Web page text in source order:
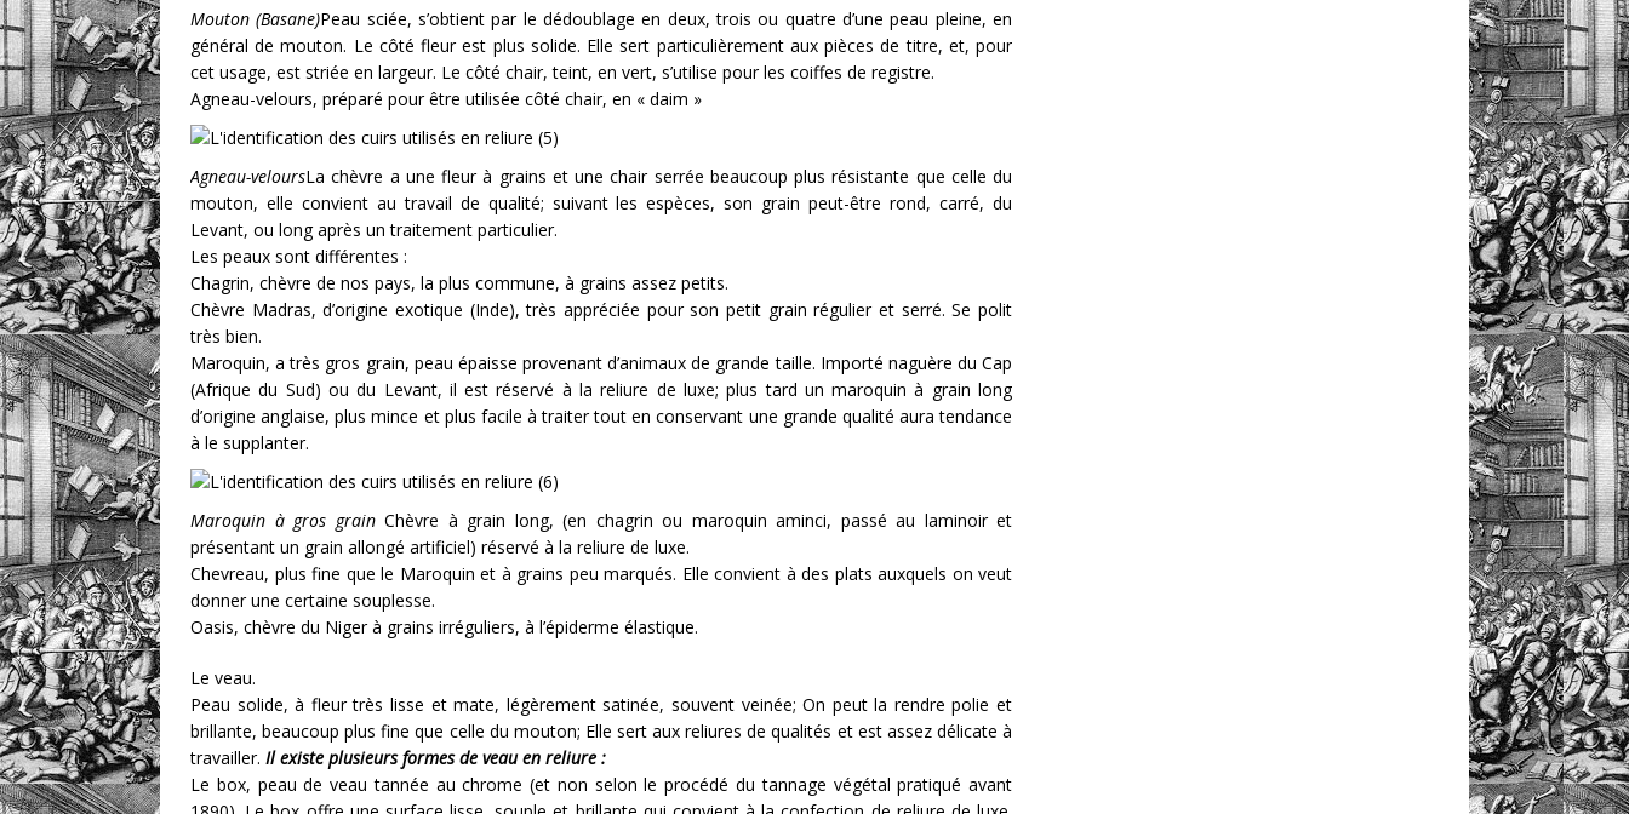
Mouton (Basane)Peau sciée, s’obtient par le dédoublage en deux, trois ou quatre d’une peau pleine, en
général de mouton. Le côté fleur est plus solide. Elle sert particulièrement aux pièces de titre, et, pour
cet usage, est striée en largeur. Le côté chair, teint, en vert, s’utilise pour les coiffes de registre.
Agneau-velours, préparé pour être utilisée côté chair, en « daim »
Agneau-veloursLa chèvre a une fleur à grains et une chair serrée beaucoup plus résistante que celle du
mouton, elle convient au travail de qualité; suivant les espèces, son grain peut-être rond, carré, du
Levant, ou long après un traitement particulier.
Les peaux sont différentes :
Chagrin, chèvre de nos pays, la plus commune, à grains assez petits.
Chèvre Madras, d’origine exotique (Inde), très appréciée pour son petit grain régulier et serré. Se polit
très bien.
Maroquin, a très gros grain, peau épaisse provenant d’animaux de grande taille. Importé naguère du Cap
(Afrique du Sud) ou du Levant, il est réservé à la reliure de luxe; plus tard un maroquin à grain long
d’origine anglaise, plus mince et plus facile à traiter tout en conservant une grande qualité aura tendance
à le supplanter.
Maroquin à gros grainChèvre à grain long, (en chagrin ou maroquin aminci, passé au laminoir et
présentant un grain allongé artificiel) réservé à la reliure de luxe.
Chevreau, plus fine que le Maroquin et à grains peu marqués. Elle convient à des plats auxquels on veut
donner une certaine souplesse.
Oasis, chèvre du Niger à grains irréguliers, à l’épiderme élastique.
Le veau.
Peau solide, à fleur très lisse et mate, légèrement satinée, souvent veinée; On peut la rendre polie et
brillante, beaucoup plus fine que celle du mouton; Elle sert aux reliures de qualités et est assez délicate à
travailler. Il existe plusieurs formes de veau en reliure :
Le box, peau de veau tannée au chrome (et non selon le procédé du tannage végétal pratiqué avant